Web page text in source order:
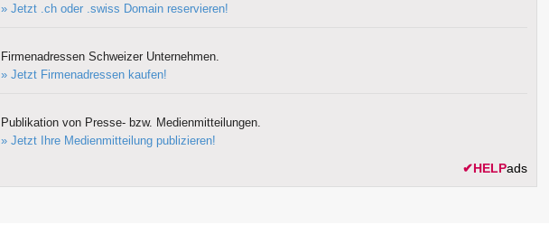
» Jetzt .ch oder .swiss Domain reservieren!
Firmenadressen Schweizer Unternehmen.
» Jetzt Firmenadressen kaufen!
Publikation von Presse- bzw. Medienmitteilungen.
» Jetzt Ihre Medienmitteilung publizieren!
✔HELPads